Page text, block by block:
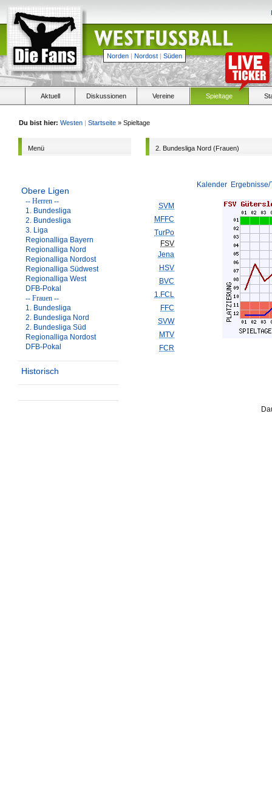
Norden | Nordost | Süden
Aktuell Diskussionen Vereine Spieltage
Du bist hier: Westen | Startseite » Spieltage
Menü
Obere Ligen
-- Herren --
1. Bundesliga
2. Bundesliga
3. Liga
Regionalliga Bayern
Regionalliga Nord
Regionalliga Nordost
Regionalliga Südwest
Regionalliga West
DFB-Pokal
-- Frauen --
1. Bundesliga
2. Bundesliga Nord
2. Bundesliga Süd
Regionalliga Nordost
DFB-Pokal
Historisch
2. Bundesliga Nord (Frauen)
Kalender
SVM
MFFC
TurPo
FSV
Jena
HSV
BVC
1.FCL
FFC
SVW
MTV
FCR